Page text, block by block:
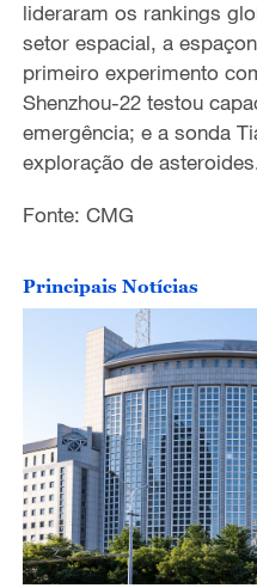
e
o
lideraram os rankings
setor espacial, a
primeiro experimento
Shenzhou-22 testou
emergência; e a sonda
exploração de
Fonte: CMG
Principais Notícias